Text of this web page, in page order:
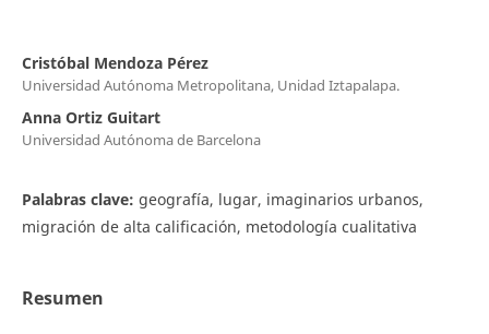
Cristóbal Mendoza Pérez
Universidad Autónoma Metropolitana, Unidad Iztapalapa.
Anna Ortiz Guitart
Universidad Autónoma de Barcelona
Palabras clave: geografía, lugar, imaginarios urbanos,
migración de alta calificación, metodología cualitativa
Resumen